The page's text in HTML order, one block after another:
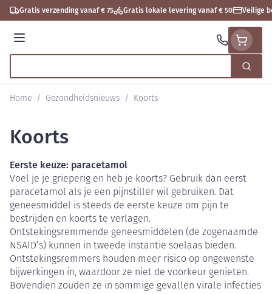
Ga naar de inhoud
Gratis verzending vanaf € 75 Gratis lokale levering vanaf € 50 Veilige
Menu
Zoek
Home / Gezondheidsnieuws / Koorts
Koorts
Eerste keuze: paracetamol
Voel je je grieperig en heb je koorts? Gebruik dan eerst
paracetamol als je een pijnstiller wil gebruiken. Dat
geneesmiddel is steeds de eerste keuze om pijn te
bestrijden en koorts te verlagen.
Ontstekingsremmende geneesmiddelen (de zogenaamde
NSAID’s) kunnen in tweede instantie soelaas bieden.
Ontstekingsremmers houden meer risico op ongewenste
bijwerkingen in, waardoor ze niet de voorkeur genieten.
Bovendien zouden ze in sommige gevallen virale infecties